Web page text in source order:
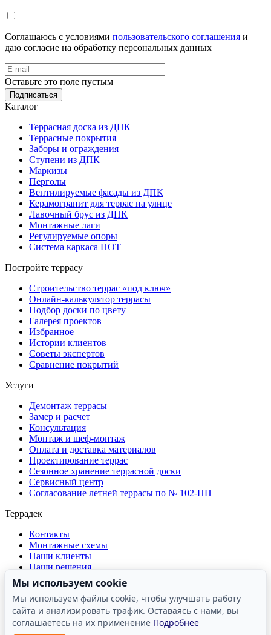
Соглашаюсь с условиями пользовательского соглашения и
даю согласие на обработку персональных данных
Оставьте это поле пустым
Подписаться
Каталог
Террасная доска из ДПК
Террасные покрытия
Заборы и ограждения
Ступени из ДПК
Маркизы
Перголы
Вентилируемые фасады из ДПК
Керамогранит для террас на улице
Лавочный брус из ДПК
Монтажные лаги
Регулируемые опоры
Система каркаса НОТ
Постройте террасу
Строительство террас «под ключ»
Онлайн-калькулятор террасы
Подбор доски по цвету
Галерея проектов
Избранное
Истории клиентов
Советы экспертов
Сравнение покрытий
Услуги
Демонтаж террасы
Замер и расчет
Консультация
Монтаж и шеф-монтаж
Оплата и доставка материалов
Проектирование террас
Сезонное хранение террасной доски
Сервисный центр
Согласование летней террасы по № 102-ПП
Террадек
Контакты
Монтажные схемы
Наши клиенты
Наши решения
Отзывы о компании
Производство
Реквизиты
Сертификаты и лицензии
Мы используем cookie
Мы используем файлы cookie, чтобы улучшать работу
сайта и анализировать трафик. Оставаясь с нами, вы
соглашаетесь на их применение Подробнее